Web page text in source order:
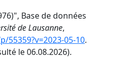
Base de données
de Lausanne,
55359?v=2023-05-10.
le 06.08.2026).